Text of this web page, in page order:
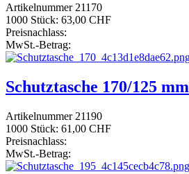
Artikelnummer 21170
1000 Stück: 63,00 CHF
Preisnachlass:
MwSt.-Betrag:
Schutztasche 170/125 mm
Artikelnummer 21190
1000 Stück: 61,00 CHF
Preisnachlass:
MwSt.-Betrag: